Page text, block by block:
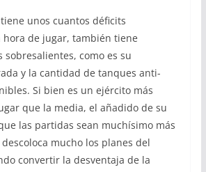
unos cuantos déficits
de jugar, también tiene
sobresalientes, como es su
y la cantidad de tanques anti-
Si bien es un ejército más
que la media, el añadido de su
las partidas sean muchísimo más
mucho los planes del
convertir la desventaja de la